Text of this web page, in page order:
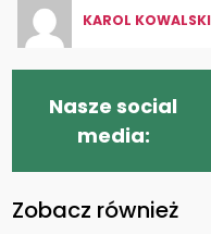
KAROL KOWALSKI
Nasze social
media:
Zobacz również